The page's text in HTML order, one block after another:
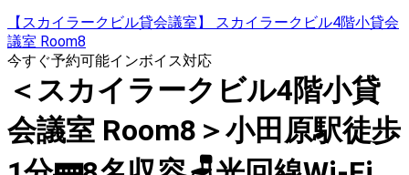
【スカイラークビル貸会議室】 スカイラークビル4階小貸会
議室 Room8
今すぐ予約可能インボイス対応
＜スカイラークビル4階小貸
会議室 Room8＞小田原駅徒歩